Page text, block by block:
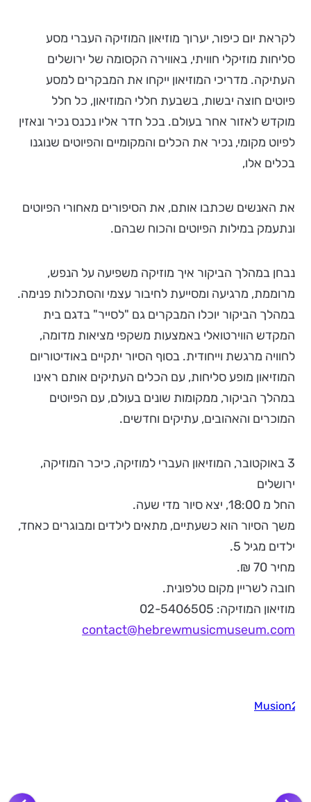
לקראת יום כיפור, יערוך מוזיאון המוזיקה העברי מסע
סליחות מוזיקלי חוויתי, באווירה הקסומה של ירושלים
העתיקה. מדריכי המוזיאון ייקחו את המבקרים למסע
פיוטים חוצה יבשות, בשבעת חללי המוזיאון, כל חלל
מוקדש לאזור אחר בעולם. בכל חדר אליו נכנס נכיר ונאזין
לפיוט מקומי, נכיר את הכלים והמקומיים והפיוטים שנוגנו
בכלים אלו,
את האנשים שכתבו אותם, את הסיפורים מאחורי הפיוטים
ונתעמק במילות הפיוטים והכוח שבהם.
נבחן במהלך הביקור איך מוזיקה משפיעה על הנפש,
מרוממת, מרגיעה ומסייעת לחיבור עצמי והסתכלות פנימה.
במהלך הביקור יוכלו המבקרים גם "לסייר" בדגם בית
המקדש הווירטואלי באמצעות משקפי מציאות מדומה,
לחוויה מרגשת וייחודית. בסוף הסיור יתקיים באודיטוריום
המוזיאון מופע סליחות, עם הכלים העתיקים אותם ראינו
במהלך הביקור, ממקומות שונים בעולם, עם הפיוטים
המוכרים והאהובים, עתיקים וחדשים.
3 באוקטובר, המוזיאון העברי למוזיקה, כיכר המוזיקה,
ירושלים
החל מ 18:00, יצא סיור מדי שעה.
משך הסיור הוא כשעתיים, מתאים לילדים ומבוגרים כאחד,
ילדים מגיל 5.
מחיר 70 ₪.
חובה לשריין מקום טלפונית.
מוזיאון המוזיקה: 02-5406505
contact@hebrewmusicmuseum.com